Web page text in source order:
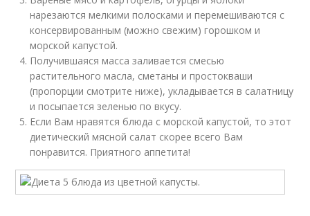
нарезаются мелкими полосками и перемешиваются с
консервированным (можно свежим) горошком и
морской капустой.
Получившаяся масса заливается смесью
растительного масла, сметаны и простокваши
(пропорции смотрите ниже), укладывается в салатницу
и посыпается зеленью по вкусу.
Если Вам нравятся блюда с морской капустой, то этот
диетический мясной салат скорее всего Вам
понравится. Приятного аппетита!